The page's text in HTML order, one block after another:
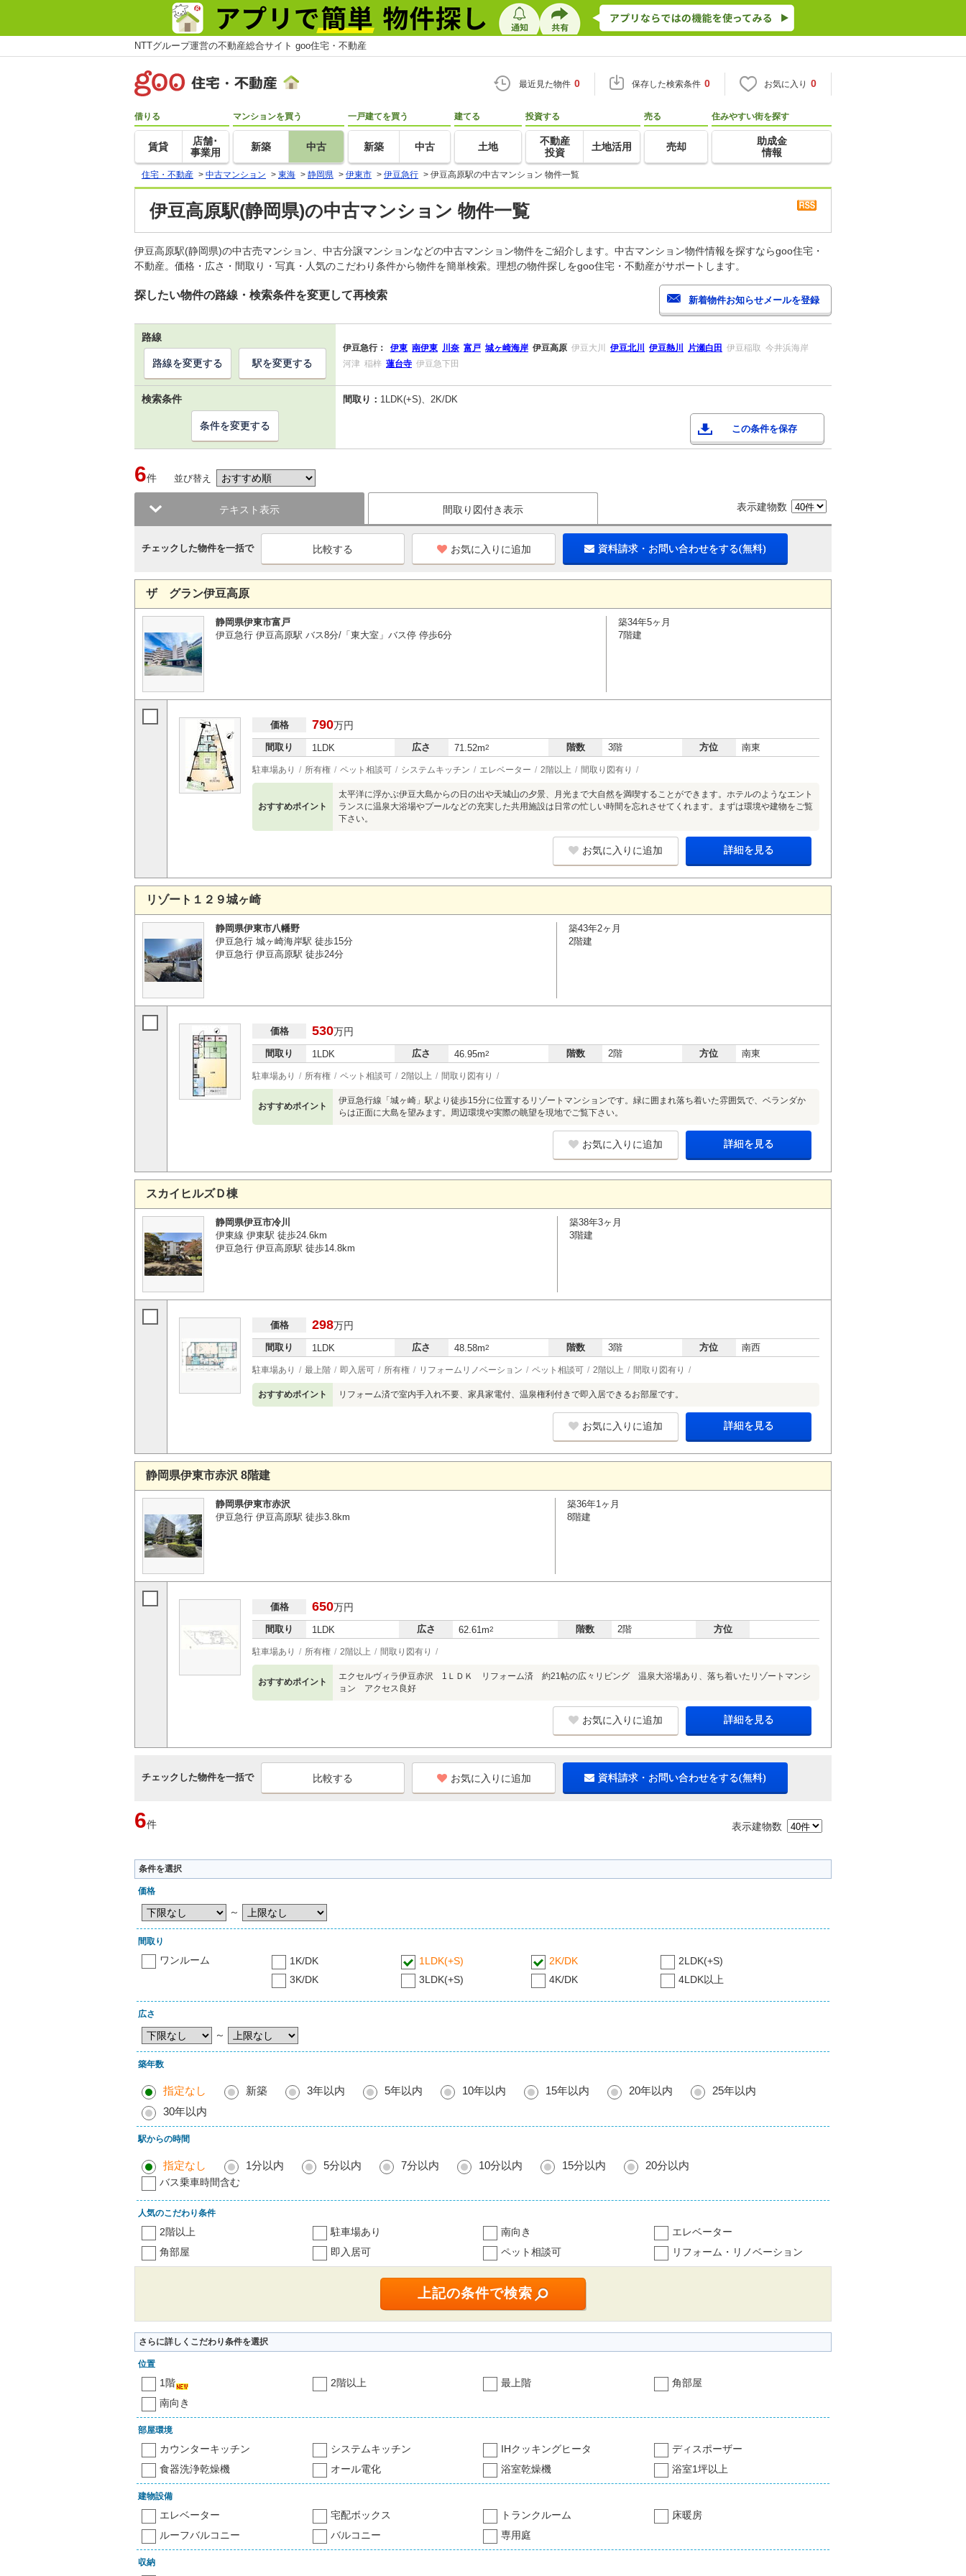
NTTグループ運営の不動産総合サイト goo住宅・不動産
最近見た物件 0 保存した検索条件 0 お気に入り 0
借りる
賃貸
店舗･
事業用
マンションを買う
新築 中古
一戸建てを買う
新築 中古
建てる
土地
投資する
不動産
投資
土地活用
売る
売却
住みやすい街を探す
助成金
情報
住宅・不動産 > 中古マンション > 東海 > 静岡県 > 伊東市 > 伊豆急行 > 伊豆高原駅の中古マンション 物件一覧
伊豆高原駅(静岡県)の中古マンション 物件一覧
伊豆高原駅(静岡県)の中古売マンション、中古分譲マンションなどの中古マンション物件をご紹介します。中古マンション物件情報を探すならgoo住宅・
不動産。価格・広さ・間取り・写真・人気のこだわり条件から物件を簡単検索。理想の物件探しをgoo住宅・不動産がサポートします。
探したい物件の路線・検索条件を変更して再検索
路線
伊豆急行： 伊東 南伊東 川奈 富戸 城ヶ崎海岸 伊豆高原 伊豆大川 伊豆北川 伊豆熱川 片瀬白田 伊豆稲取 今井浜海岸
河津 稲梓 蓮台寺 伊豆急下田
路線を変更する 駅を変更する
検索条件 間取り： 1LDK(+S)、2K/DK
この条件を保存
条件を変更する
6件 並び替え
テキスト表示 間取り図付き表示 表示建物数
チェックした物件を一括で お気に入りに追加 資料請求・お問い合わせをする(無料)
ザ グラン伊豆高原
静岡県伊東市富戸
伊豆急行 伊豆高原駅 バス8分/「東大室」バス停 停歩6分
築34年5ヶ月
7階建
価格 790万円
間取り 1LDK 広さ 71.52m2 階数 3階 方位 南東
駐車場あり 所有権 ペット相談可 システムキッチン エレベーター 2階以上 間取り図有り
おすすめポイント
太平洋に浮かぶ伊豆大島からの日の出や天城山の夕景、月光まで大自然を満喫することができます。ホテルのようなエント
ランスに温泉大浴場やプールなどの充実した共用施設は日常の忙しい時間を忘れさせてくれます。まずは環境や建物をご覧
下さい。
お気に入りに追加 詳細を見る
リゾート１２９城ヶ崎
静岡県伊東市八幡野
伊豆急行 城ヶ崎海岸駅 徒歩15分
伊豆急行 伊豆高原駅 徒歩24分
築43年2ヶ月
2階建
価格 530万円
間取り 1LDK 広さ 46.95m2 階数 2階 方位 南東
駐車場あり 所有権 ペット相談可 2階以上 間取り図有り
おすすめポイント
伊豆急行線「城ヶ崎」駅より徒歩15分に位置するリゾートマンションです。緑に囲まれ落ち着いた雰囲気で、ベランダか
らは正面に大島を望みます。周辺環境や実際の眺望を現地でご覧下さい。
お気に入りに追加 詳細を見る
スカイヒルズＤ棟
静岡県伊豆市冷川
伊東線 伊東駅 徒歩24.6km
伊豆急行 伊豆高原駅 徒歩14.8km
築38年3ヶ月
3階建
価格 298万円
間取り 1LDK 広さ 48.58m2 階数 3階 方位 南西
駐車場あり 最上階 即入居可 所有権 リフォームリノベーション ペット相談可 2階以上 間取り図有り
おすすめポイント リフォーム済で室内手入れ不要、家具家電付、温泉権利付きで即入居できるお部屋です。
お気に入りに追加 詳細を見る
静岡県伊東市赤沢 8階建
静岡県伊東市赤沢
伊豆急行 伊豆高原駅 徒歩3.8km
築36年1ヶ月
8階建
価格 650万円
間取り 1LDK 広さ 62.61m2 階数 2階 方位
駐車場あり 所有権 2階以上 間取り図有り
おすすめポイント
エクセルヴィラ伊豆赤沢 1ＬＤＫ リフォーム済 約21帖の広々リビング 温泉大浴場あり、落ち着いたリゾートマンシ
ョン アクセス良好
お気に入りに追加 詳細を見る
チェックした物件を一括で お気に入りに追加 資料請求・お問い合わせをする(無料)
6件 表示建物数
条件を選択
価格
～
間取り
ワンルーム 1K/DK 1LDK(+S) 2K/DK
2LDK(+S)
3K/DK
3LDK(+S) 4K/DK 4LDK以上
広さ
～
築年数
指定なし 新築 3年以内 5年以内 10年以内 15年以内 20年以内
25年以内
30年以内
駅からの時間
指定なし 1分以内 5分以内 7分以内 10分以内 15分以内 20分以内
バス乗車時間含む
人気のこだわり条件
2階以上 駐車場あり 南向き
エレベーター
角部屋
即入居可 ペット相談可 リフォーム・リノベーション
さらに詳しくこだわり条件を選択
位置
1階 2階以上 最上階
角部屋
南向き
部屋環境
カウンターキッチン システムキッチン IHクッキングヒータ
ディスポーザー
食器洗浄乾燥機
オール電化 浴室乾燥機 浴室1坪以上
建物設備
エレベーター 宅配ボックス トランクルーム
床暖房
ルーフバルコニー
バルコニー 専用庭
収納